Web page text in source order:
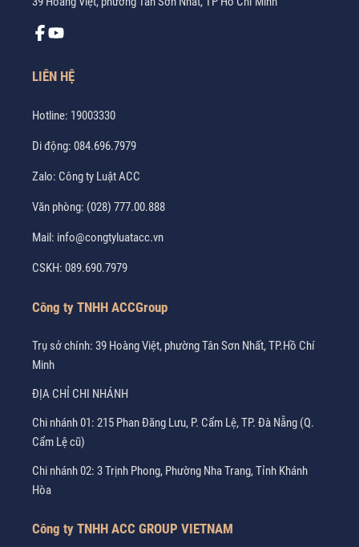
LIÊN HỆ
Hotline: 19003330
Di động: 084.696.7979
Zalo: Công ty Luật ACC
Văn phòng: (028) 777.00.888
Mail: info@congtyluatacc.vn
CSKH: 089.690.7979
Công ty TNHH ACCGroup
Trụ sở chính: 39 Hoàng Việt, phường Tân Sơn Nhất, TP.Hồ Chí
Minh
ĐỊA CHỈ CHI NHÁNH
Chi nhánh 01: 215 Phan Đăng Lưu, P. Cẩm Lệ, TP. Đà Nẵng (Q.
Cẩm Lệ cũ)
Chi nhánh 02: 3 Trịnh Phong, Phường Nha Trang, Tỉnh Khánh
Hòa
Công ty TNHH ACC GROUP VIETNAM